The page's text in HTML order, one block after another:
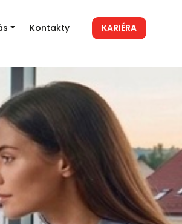
Kontakty KARIÉRA